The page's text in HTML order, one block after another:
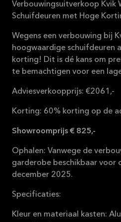
Verbouwingsuitverkoop Kvik
Schuifdeuren met Hoge
Wegens een verbouwing bij
hoogwaardige schuifdeuren
korting! Dit is dé kans om
te bemachtigen voor een
Adviesverkoopprijs: €2061,-
Korting: 60% korting op de
Showroomprijs € 825,-
Ophalen: Vanwege de
garderobe beschikbaar voor
december 2025.
Specificaties:
Kleur en materiaal kasten: